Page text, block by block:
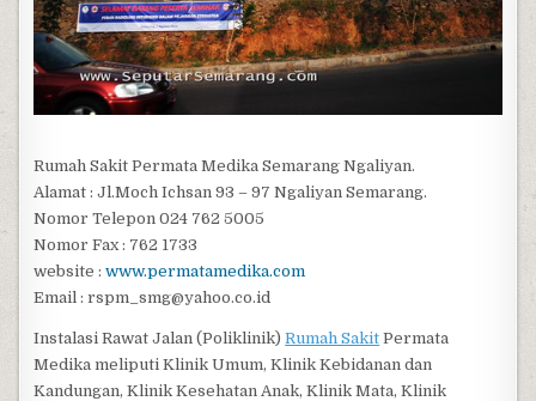
Rumah Sakit Permata Medika Semarang Ngaliyan.
Alamat : Jl.Moch Ichsan 93 – 97 Ngaliyan Semarang.
Nomor Telepon 024 762 5005
Nomor Fax : 762 1733
website :www.permatamedika.com
Email : rspm_smg@yahoo.co.id
Instalasi Rawat Jalan (Poliklinik)Rumah Sakit Permata
Medika meliputi Klinik Umum, Klinik Kebidanan dan
Kandungan, Klinik Kesehatan Anak, Klinik Mata, Klinik